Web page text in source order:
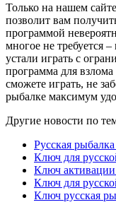
Только на нашем
позволит вам
программой
многое не требуется
устали играть с
программа для
сможете играть, не
рыбалке максимум
Другие новости по
Русская
Ключ для
Ключ активации
Ключ для
Ключ русская